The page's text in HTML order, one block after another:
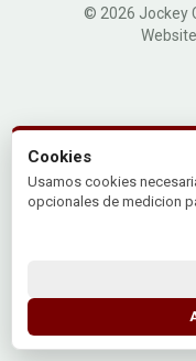
© 2026 Jockey
Cookies
Usamos cookies
opcionales de medicion